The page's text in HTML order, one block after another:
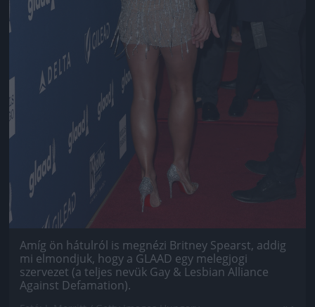
Amíg ön hátulról is megnézi Britney Spearst, addig
mi elmondjuk, hogy a GLAAD egy melegjogi
szervezet (a teljes nevük Gay & Lesbian Alliance
Against Defamation).